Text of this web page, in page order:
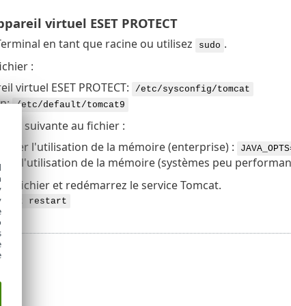
virtuel ESET PROTECT
en tant que racine ou utilisez sudo .
:
virtuel ESET PROTECT:
/etc/sysconfig/tomcat
/etc/default/tomcat9
suivante au fichier :
l'utilisation de la mémoire (enterprise) :
l'utilisation de la mémoire (systèmes peu
le fichier et redémarrez le service Tomcat.
restart